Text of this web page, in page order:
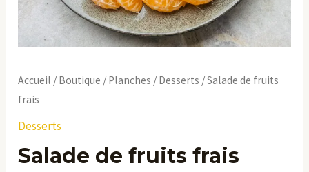
Accueil / Boutique / Planches / Desserts / Salade de fruits
frais
Desserts
Salade de fruits frais